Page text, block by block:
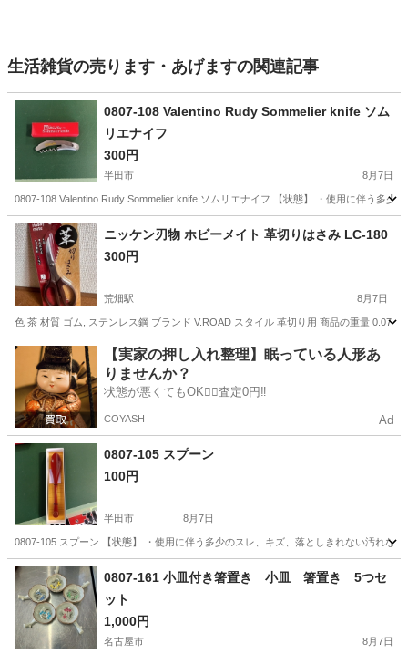
生活雑貨の売ります・あげますの関連記事
0807-108 Valentino Rudy Sommelier knife ソム
リエナイフ
300円
半田市 8月7日
0807-108 Valentino Rudy Sommelier knife ソムリエナイフ 【状態】 ・使用に伴う多
愛知 半田市 食器
ニッケン刃物 ホビーメイト 革切りはさみ LC-180
300円
荒畑駅 8月7日
色 茶 材質 ゴム, ステンレス鋼 ブランド V.ROAD スタイル 革切り用 商品の重量 0.07
愛知 名古屋市 荒畑駅 生活雑貨 ニッケン
【実家の押し入れ整理】眠っている人形あ
りませんか？
状態が悪くてもOK🙆‍♀️査定0円‼️
COYASH Ad
0807-105 スプーン
100円
半田市 8月7日
0807-105 スプーン 【状態】 ・使用に伴う多少のスレ、キズ、落としきれない汚れ
愛知 半田市 現地
0807-161 小皿付き箸置き 小皿 箸置き 5つセ
ット
1,000円
名古屋市 8月7日